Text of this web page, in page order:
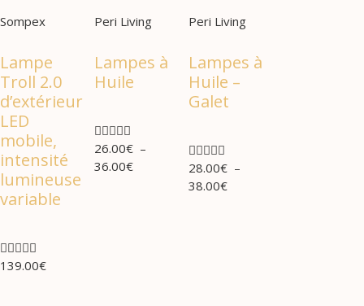
Sompex
Lampe
Troll 2.0
d’extérieur
LED
mobile,
intensité
lumineuse
variable

139.00€
Peri Living
Lampes à
Huile

26.00€ –
36.00€
Peri Living
Lampes à
Huile –
Galet

28.00€ –
38.00€